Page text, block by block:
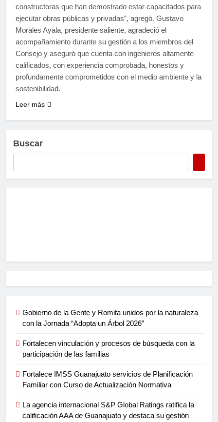
constructoras que han demostrado estar capacitados para
ejecutar obras públicas y privadas”, agregó. Gustavo
Morales Ayala, presidente saliente, agradeció el
acompañamiento durante su gestión a los miembros del
Consejo y aseguró que cuenta con ingenieros altamente
calificados, con experiencia comprobada, honestos y
profundamente comprometidos con el medio ambiente y la
sostenibilidad.
Leer más
Buscar
Gobierno de la Gente y Romita unidos por la naturaleza
con la Jornada “Adopta un Árbol 2026”
Fortalecen vinculación y procesos de búsqueda con la
participación de las familias
Fortalece IMSS Guanajuato servicios de Planificación
Familiar con Curso de Actualización Normativa
La agencia internacional S&P Global Ratings ratifica la
calificación AAA de Guanajuato y destaca su gestión